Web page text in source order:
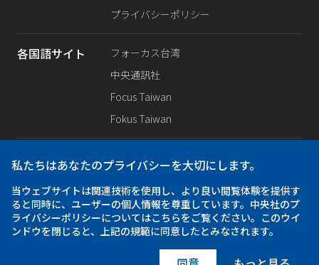
プライバシーポリシー
各国語サイト
フォーカス台湾
中央通訊社
Focus Taiwan
Fokus Taiwan
SNS公式
Facebook
Instagram
アプリ
iOS
私たちはあなたのプライバシーを大切にします。
当ウェブサイトは関連技術を使用し、より良い閲覧体験を提供す
ると同時に、ユーザーの個人情報を尊重しています。中央社のプ
ライバシーポリシーについてはこちらをご覧ください。このウイ
ンドウを閉じると、上記の規範に同意したとみなされます。